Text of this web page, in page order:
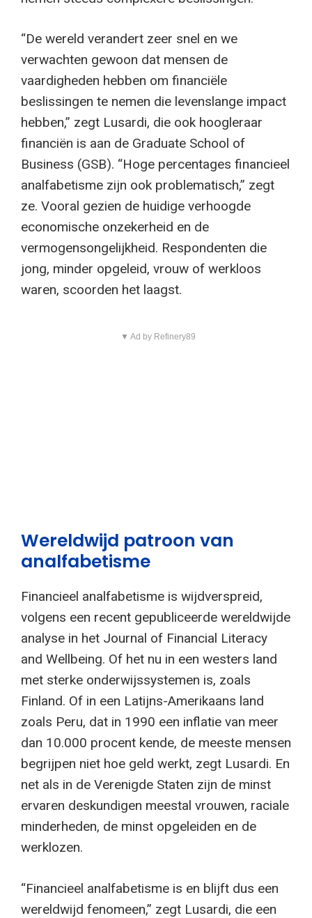
“De wereld verandert zeer snel en we
verwachten gewoon dat mensen de
vaardigheden hebben om financiële
beslissingen te nemen die levenslange impact
hebben,” zegt Lusardi, die ook hoogleraar
financiën is aan de Graduate School of
Business (GSB). “Hoge percentages financieel
analfabetisme zijn ook problematisch,” zegt
ze. Vooral gezien de huidige verhoogde
economische onzekerheid en de
vermogensongelijkheid. Respondenten die
jong, minder opgeleid, vrouw of werkloos
waren, scoorden het laagst.
▼ Ad by Refinery89
Wereldwijd patroon van
analfabetisme
Financieel analfabetisme is wijdverspreid,
volgens een recent gepubliceerde wereldwijde
analyse in het Journal of Financial Literacy
and Wellbeing. Of het nu in een westers land
met sterke onderwijssystemen is, zoals
Finland. Of in een Latijns-Amerikaans land
zoals Peru, dat in 1990 een inflatie van meer
dan 10.000 procent kende, de meeste mensen
begrijpen niet hoe geld werkt, zegt Lusardi. En
net als in de Verenigde Staten zijn de minst
ervaren deskundigen meestal vrouwen, raciale
minderheden, de minst opgeleiden en de
werklozen.
“Financieel analfabetisme is en blijft dus een
wereldwijd fenomeen,” zegt Lusardi, die een